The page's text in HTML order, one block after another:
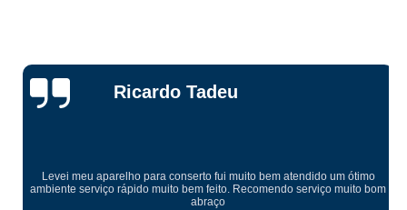
Ricardo Tadeu
Levei meu aparelho para conserto fui muito bem atendido um ótimo
ambiente serviço rápido muito bem feito. Recomendo serviço muito bom
abraço